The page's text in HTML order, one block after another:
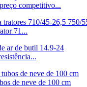
competitivo...
71...
de neve de 100 cm